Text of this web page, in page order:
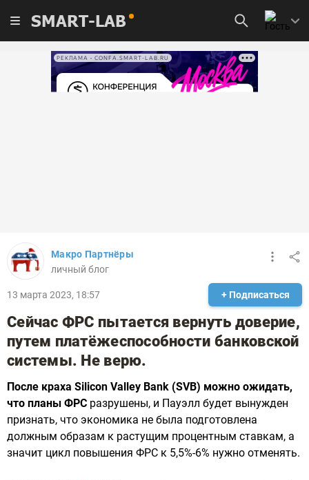
SMART-LAB
РЕКЛАМА • CONFA.SMART-LAB.RU
Макро Партнёры
личный блог
13 марта 2023, 18:57 + Подписаться
Сейчас ФРС пытается вернуть доверие,
путем платёжеспособности банковской
системы. Не верю.
После краха Silicon Valley Bank (SVB) можно ожидать,
что планы ФРС разрушены, и Пауэлл будет вынужден
признать, что экономика не была подготовлена
должным образам к растущим процентным ставкам, а
значит цикл повышения ФРС к 5,5%-6% нужно отменять.